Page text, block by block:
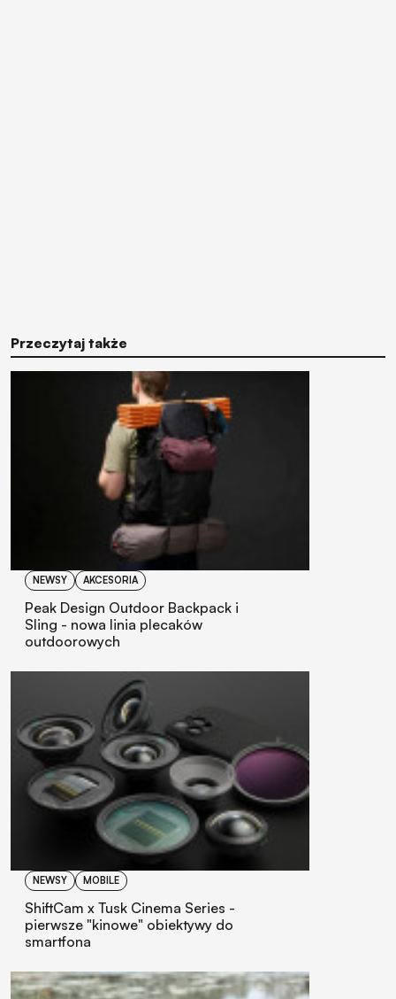
Przeczytaj także
NEWSY AKCESORIA
Peak Design Outdoor Backpack i
Sling - nowa linia plecaków
outdoorowych
NEWSY MOBILE
ShiftCam x Tusk Cinema Series -
pierwsze "kinowe" obiektywy do
smartfona